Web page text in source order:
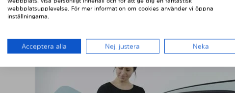
MONTERING AV
webbplatsupplevelse. För mer information om cookies använder vi öppna
inställningarna.
Acceptera alla Nej, justera Neka